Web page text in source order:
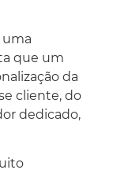
uma
que um
da
cliente, do
dedicado,